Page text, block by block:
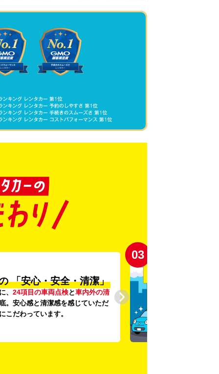
「安心・安全・清潔」
、 24項目の車両点検と車内外の清
。安心感と清潔感を感じていただ
こだわっています。
03